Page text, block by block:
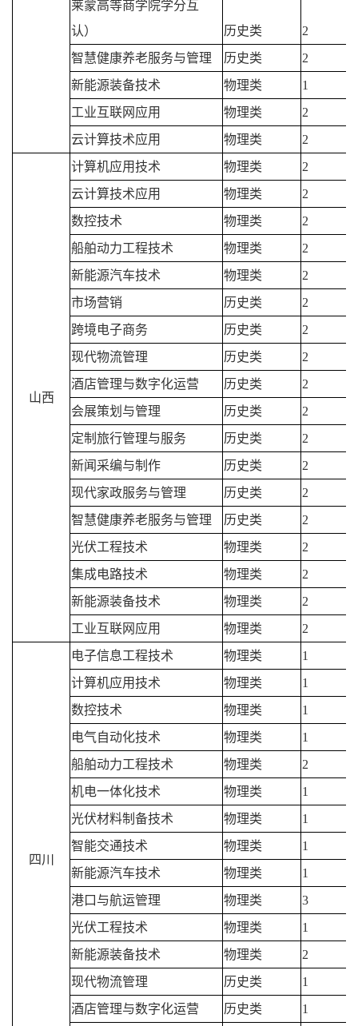
莱蒙高等商学院学分互
认）
历史类
2
智慧健康养老服务与管理
历史类
2
新能源装备技术
物理类
1
工业互联网应用
物理类
2
云计算技术应用
物理类 2
山西
计算机应用技术 物理类
2
云计算技术应用
物理类
2
数控技术
物理类
2
船舶动力工程技术
物理类
2
新能源汽车技术
物理类
2
市场营销
历史类
2
跨境电子商务
历史类
2
现代物流管理
历史类
2
酒店管理与数字化运营
历史类
2
会展策划与管理
历史类
2
定制旅行管理与服务
历史类
2
新闻采编与制作
历史类
2
现代家政服务与管理
历史类
2
智慧健康养老服务与管理
历史类
2
光伏工程技术
物理类
2
集成电路技术
物理类
2
新能源装备技术
物理类
2
工业互联网应用
物理类 2
四川
电子信息工程技术 物理类
1
计算机应用技术
物理类
1
数控技术
物理类
1
电气自动化技术
物理类
1
船舶动力工程技术
物理类
2
机电一体化技术
物理类
1
光伏材料制备技术
物理类
1
智能交通技术
物理类
1
新能源汽车技术
物理类
1
港口与航运管理
物理类
3
光伏工程技术
物理类
1
新能源装备技术
物理类
2
现代物流管理
历史类
1
酒店管理与数字化运营
历史类
1